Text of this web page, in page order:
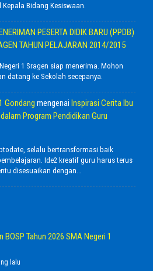
Bidang Kesiswaan.
PESERTA DIDIK BARU (PPDB)
TAHUN PELAJARAN 2014/2015
1 Sragen siap menerima. Mohon
datang ke Sekolah secepanya.
Gondang mengenai Inspirasi Cerita Ibu
Program Pendidikan Guru
selalu bertransformasi baik
Ide2 kreatif guru harus terus
disesuaikan dengan…
BOSP Tahun 2026 SMA Negeri 1
lalu